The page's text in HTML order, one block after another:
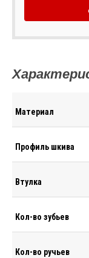
Материал
Профиль шкива
Втулка
Кол-во зубьев
Кол-во ручьев